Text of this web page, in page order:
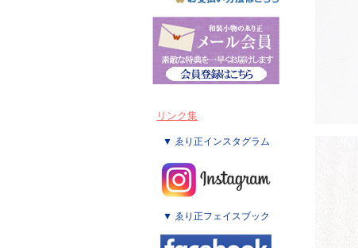
リンク集
▼ ゑり正インスタグラム
▼ ゑり正フェイスブック